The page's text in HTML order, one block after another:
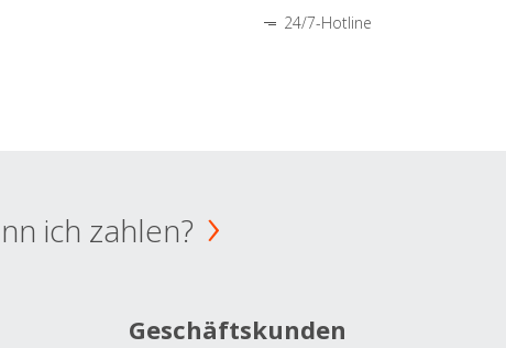
24/7-Hotline
ich zahlen?
Geschäftskunden